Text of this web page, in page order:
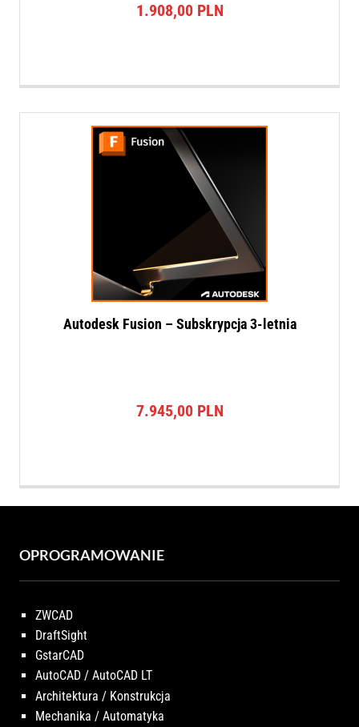
1.908,00 PLN
Autodesk Fusion – Subskrypcja 3-letnia
7.945,00 PLN
OPROGRAMOWANIE
ZWCAD
DraftSight
GstarCAD
AutoCAD / AutoCAD LT
Architektura / Konstrukcja
Mechanika / Automatyka